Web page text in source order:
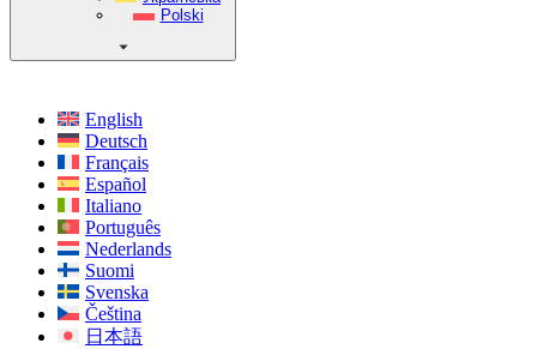
Polski
English
Deutsch
Français
Español
Italiano
Português
Nederlands
Suomi
Svenska
Čeština
日本語